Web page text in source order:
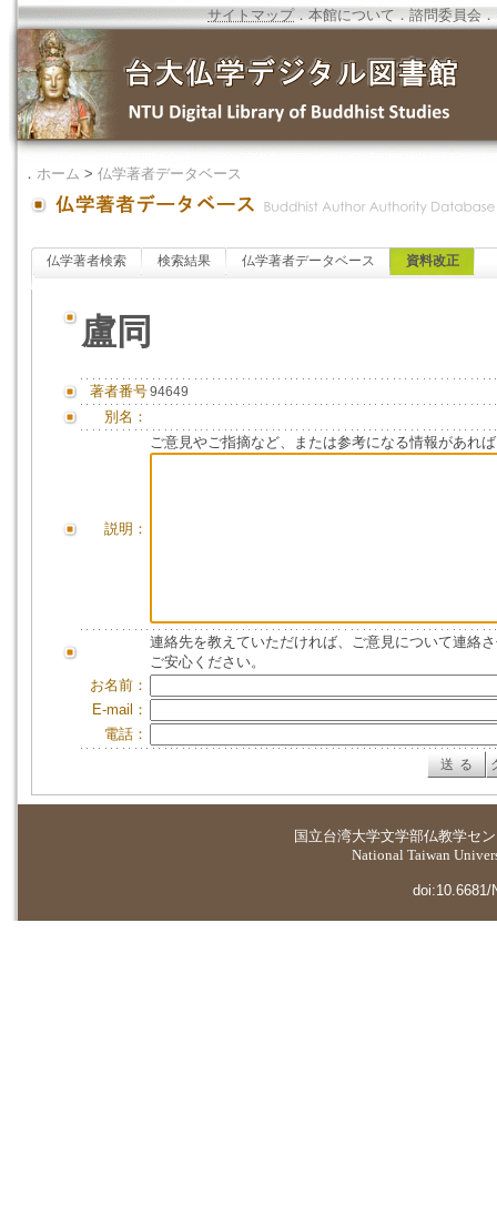
サイトマップ．本館について ．諮問委員会 ．
． ホーム > 仏学著者データベース
仏学著者検索 検索結果 仏学著者データベース 資料改正
盧同
著者番号94649
別名：
説明：
ご意見やご指摘など、または参考になる情報があれ
連絡先を教えていただければ、ご意見について連絡
ご安心ください。
お名前：
E-mail：
電話：
国立台湾大学文学部仏教学セ
National Taiwan
doi:10.6681/